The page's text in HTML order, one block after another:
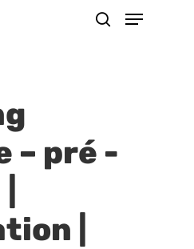
Menu
– pré -
|